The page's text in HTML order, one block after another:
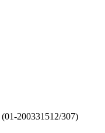
200331512/307)